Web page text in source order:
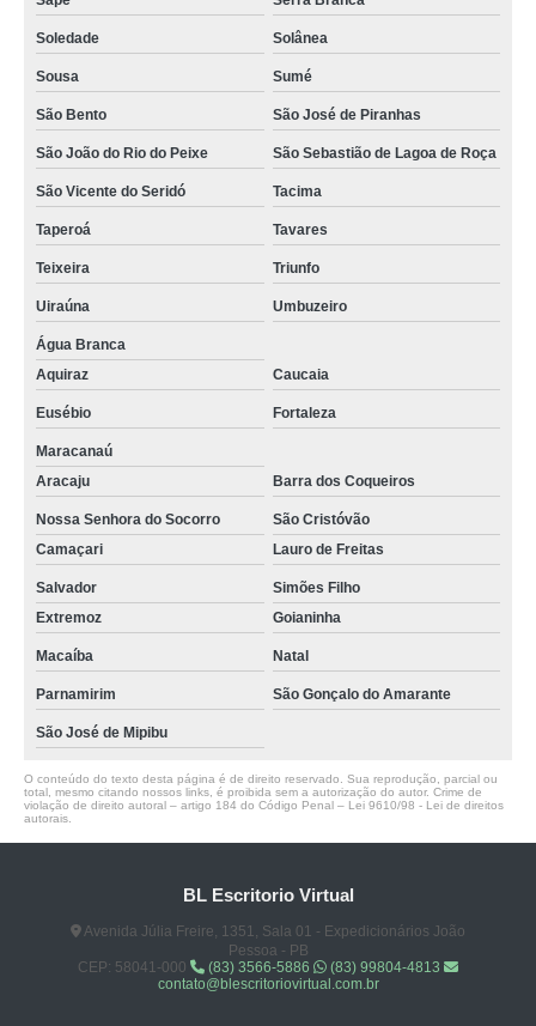
aluguel de sala para consultório preços Baía da Traição
serviço de aluguel sala mobiliada Jaboatão dos Guararapes
serviço de aluguel de sala de reunião Pilar
serviço de aluguel de sala Sapé
aluguel de sala para reunião Cuité
serviço de aluguel sala comercial Soledade
aluguel de sala Solânea
aluguel sala de reunião preços Mari
serviço de aluguel sala mobiliada Pocinhos
aluguel sala mobiliada Arara
Soledade Solânea
Sousa Sumé
São Bento São José de Piranhas
São João do Rio do Peixe São Sebastião de Lagoa de Roça
São Vicente do Seridó Tacima
Taperoá Tavares
Teixeira Triunfo
Uiraúna Umbuzeiro
Água Branca
Aquiraz
Caucaia
Eusébio Fortaleza
Maracanaú
Aracaju
Barra dos Coqueiros
Nossa Senhora do Socorro
São Cristóvão
Camaçari
Lauro de Freitas
Salvador
Simões Filho
Extremoz
Goianinha
Macaíba Natal
Parnamirim São Gonçalo do Amarante
São José de Mipibu
O conteúdo do texto desta página é de direito reservado. Sua reprodução, parcial ou
total, mesmo citando nossos links, é proibida sem a autorização do autor. Crime de
violação de direito autoral – artigo 184 do Código Penal – Lei 9610/98 - Lei de direitos
autorais
BL Escritorio Virtual
Avenida Júlia Freire, 1351, Sala 01 - Expedicionários João
Pessoa - PB
CEP: 58041-000
(83) 3566-5886
(83) 99804-4813
contato@blescritoriovirtual.com.br